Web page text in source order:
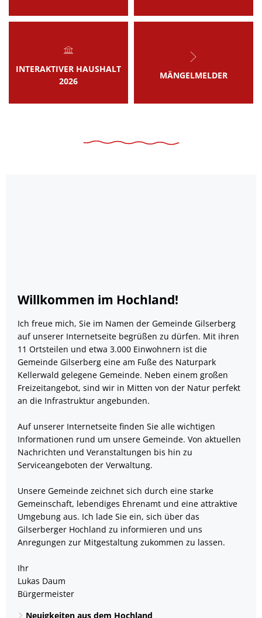
INTERAKTIVER HAUSHALT
2026
MÄNGELMELDER
Willkommen im Hochland!
Ich freue mich, Sie im Namen der Gemeinde Gilserberg
auf unserer Internetseite begrüßen zu dürfen. Mit ihren
11 Ortsteilen und etwa 3.000 Einwohnern ist die
Gemeinde Gilserberg eine am Fuße des Naturpark
Kellerwald gelegene Gemeinde. Neben einem großen
Freizeitangebot, sind wir in Mitten von der Natur perfekt
an die Infrastruktur angebunden.
Auf unserer Internetseite finden Sie alle wichtigen
Informationen rund um unsere Gemeinde. Von aktuellen
Nachrichten und Veranstaltungen bis hin zu
Serviceangeboten der Verwaltung.
Unsere Gemeinde zeichnet sich durch eine starke
Gemeinschaft, lebendiges Ehrenamt und eine attraktive
Umgebung aus. Ich lade Sie ein, sich über das
Gilserberger Hochland zu informieren und uns
Anregungen zur Mitgestaltung zukommen zu lassen.
Ihr
Lukas Daum
Bürgermeister
Neuigkeiten aus dem Hochland